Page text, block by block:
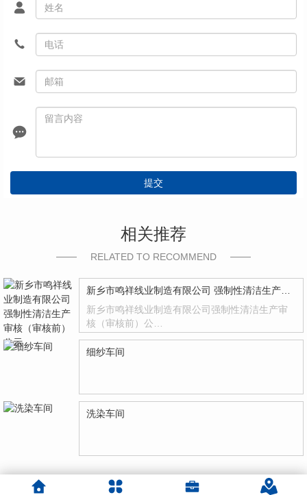
提交
相关推荐
RELATED TO RECOMMEND
新乡市鸣祥线业制造有限公司强制性清洁生产审
核（审核前）公…
细纱车间
洗染车间